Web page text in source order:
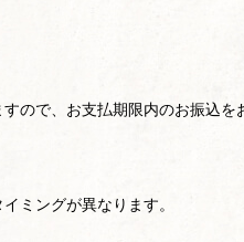
ので、お支払期限内のお振込を
ミングが異なります。